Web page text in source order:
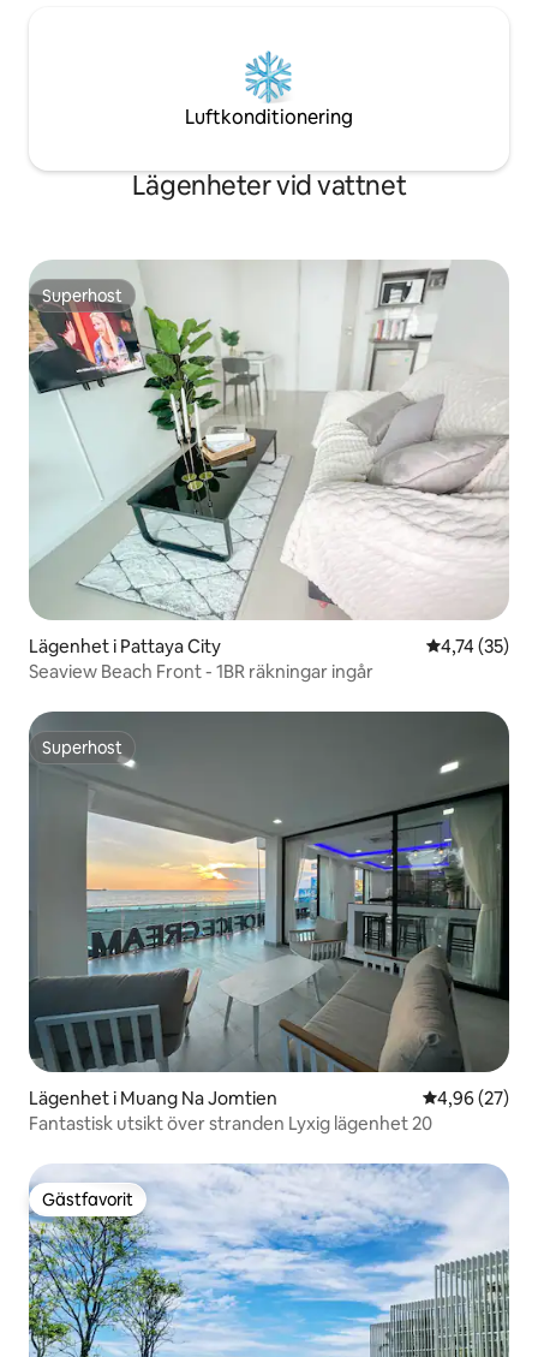
Luftkonditionering
Lägenheter vid vattnet
Superhost
Superhost
Lägenhet i Pattaya City 4,74 av 5 i
4,74 (35)
Seaview Beach Front - 1BR räkningar ingår
Superhost
Superhost
Lägenhet i Muang Na Jomtien 4,96 av 5 i
4,96 (27)
Fantastisk utsikt över stranden Lyxig lägenhet 20
Gästfavorit
Gästfavorit